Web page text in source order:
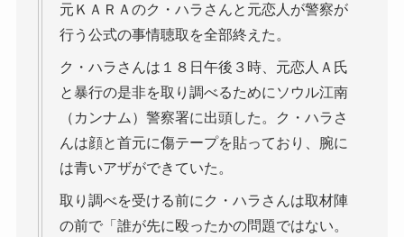
元ＫＡＲＡのク・ハラさんと元恋人が警察が
行う公式の事情聴取を全部終えた。
ク・ハラさんは１８日午後３時、元恋人Ａ氏
と暴行の是非を取り調べるためにソウル江南
（カンナム）警察署に出頭した。ク・ハラさ
んは顔と首元に傷テープを貼っており、腕に
は青いアザができていた。
取り調べを受ける前にク・ハラさんは取材陣
の前で「誰が先に殴ったかの問題ではない。